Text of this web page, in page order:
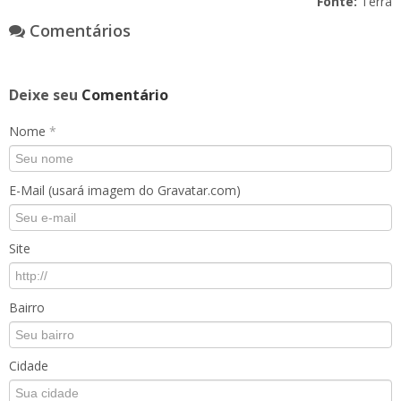
Comentários
Deixe seu Comentário
Nome *
E-Mail (usará imagem do Gravatar.com)
Site
Bairro
Cidade